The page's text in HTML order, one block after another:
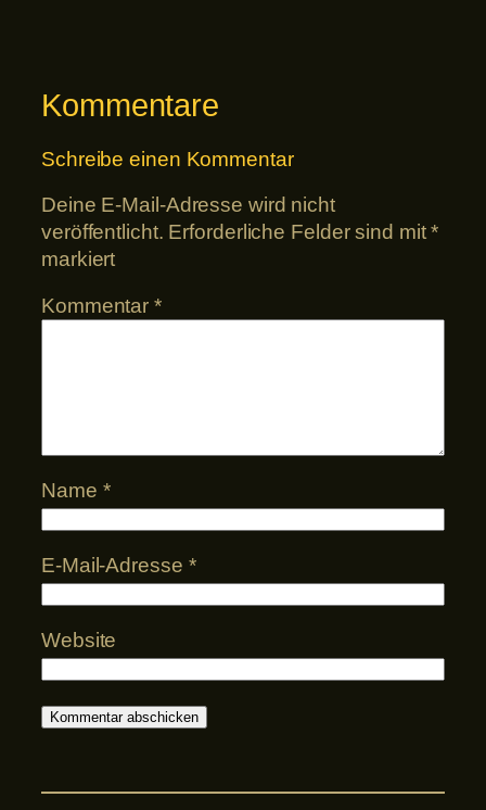
Kommentare
Schreibe einen Kommentar
Deine E-Mail-Adresse wird nicht
veröffentlicht. Erforderliche Felder sind mit*
markiert
Kommentar*
Name *
E-Mail-Adresse *
Website